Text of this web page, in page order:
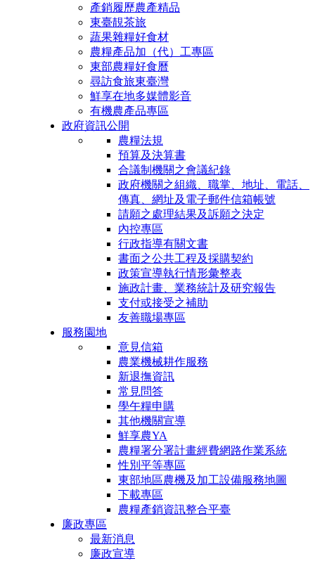
產銷履歷農產精品
東臺靚茶旅
蔬果雜糧好食材
農糧產品加（代）工專區
東部農糧好食曆
尋訪食旅東臺灣
鮮享在地多媒體影音
有機農產品專區
政府資訊公開
農糧法規
預算及決算書
合議制機關之會議紀錄
政府機關之組織、職掌、地址、電話、
傳真、網址及電子郵件信箱帳號
請願之處理結果及訴願之決定
內控專區
行政指導有關文書
書面之公共工程及採購契約
政策宣導執行情形彙整表
施政計畫、業務統計及研究報告
支付或接受之補助
友善職場專區
服務園地
意見信箱
農業機械耕作服務
新退撫資訊
常見問答
學午糧申購
其他機關宣導
鮮享農YA
農糧署分署計畫經費網路作業系統
性別平等專區
東部地區農機及加工設備服務地圖
下載專區
農糧產銷資訊整合平臺
廉政專區
最新消息
廉政宣導